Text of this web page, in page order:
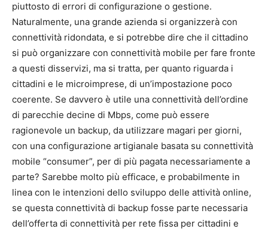
piuttosto di errori di configurazione o gestione.
Naturalmente, una grande azienda si organizzerà con
connettività ridondata, e si potrebbe dire che il cittadino
si può organizzare con connettività mobile per fare fronte
a questi disservizi, ma si tratta, per quanto riguarda i
cittadini e le microimprese, di un’impostazione poco
coerente. Se davvero è utile una connettività dell’ordine
di parecchie decine di Mbps, come può essere
ragionevole un backup, da utilizzare magari per giorni,
con una configurazione artigianale basata su connettività
mobile “consumer”, per di più pagata necessariamente a
parte? Sarebbe molto più efficace, e probabilmente in
linea con le intenzioni dello sviluppo delle attività online,
se questa connettività di backup fosse parte necessaria
dell’offerta di connettività per rete fissa per cittadini e